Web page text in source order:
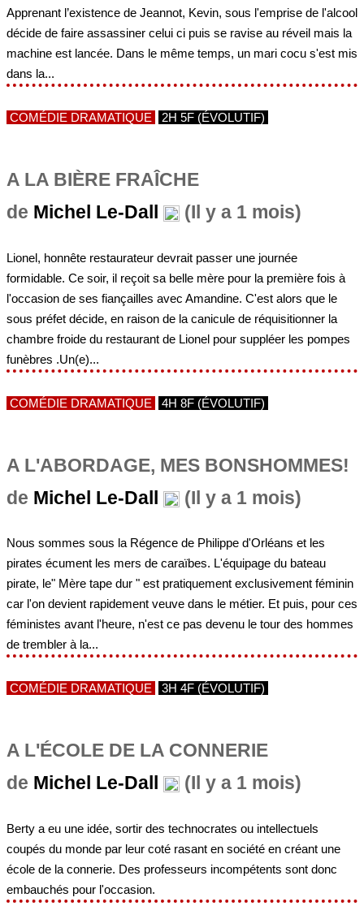
Apprenant l’existence de Jeannot, Kevin, sous l'emprise de l'alcool
décide de faire assassiner celui ci puis se ravise au réveil mais la
machine est lancée. Dans le même temps, un mari cocu s'est mis
dans la...
COMÉDIE DRAMATIQUE 2H 5F (ÉVOLUTIF)
A LA BIÈRE FRAÎCHE
de Michel Le-Dall (Il y a 1 mois)
Lionel, honnête restaurateur devrait passer une journée
formidable. Ce soir, il reçoit sa belle mère pour la première fois à
l'occasion de ses fiançailles avec Amandine. C'est alors que le
sous préfet décide, en raison de la canicule de réquisitionner la
chambre froide du restaurant de Lionel pour suppléer les pompes
funèbres .Un(e)...
COMÉDIE DRAMATIQUE 4H 8F (ÉVOLUTIF)
A L'ABORDAGE, MES BONSHOMMES!
de Michel Le-Dall (Il y a 1 mois)
Nous sommes sous la Régence de Philippe d'Orléans et les
pirates écument les mers de caraïbes. L'équipage du bateau
pirate, le" Mère tape dur " est pratiquement exclusivement féminin
car l'on devient rapidement veuve dans le métier. Et puis, pour ces
féministes avant l'heure, n'est ce pas devenu le tour des hommes
de trembler à la...
COMÉDIE DRAMATIQUE 3H 4F (ÉVOLUTIF)
A L'ÉCOLE DE LA CONNERIE
de Michel Le-Dall (Il y a 1 mois)
Berty a eu une idée, sortir des technocrates ou intellectuels
coupés du monde par leur coté rasant en société en créant une
école de la connerie. Des professeurs incompétents sont donc
embauchés pour l'occasion.